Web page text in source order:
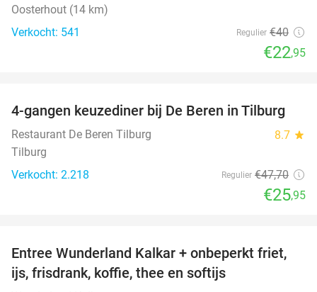
Oosterhout (14 km)
Verkocht: 541
Regulier €40
€22,95
46%
4-gangen keuzediner bij De Beren in Tilburg
Restaurant De Beren Tilburg 8.7 star
Tilburg
Verkocht: 2.218
Regulier €47,70
€25,95
32%
Entree Wunderland Kalkar + onbeperkt friet,
ijs, frisdrank, koffie, thee en softijs